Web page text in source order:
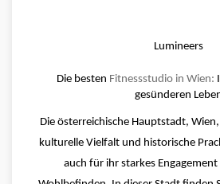
Lumineers
Die besten Fitnessstudio in Wien:
gesünderen
Die österreichische Hauptstadt,
kulturelle Vielfalt und historische
auch für ihr starkes